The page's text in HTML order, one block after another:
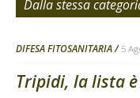
Dalla stessa
DIFESA FITOSANITARIA 5
Tripidi, la lista